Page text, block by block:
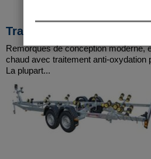
Transport de bateaux
Remorques de conception moderne,
chaud avec traitement anti-oxydation
La plupart...